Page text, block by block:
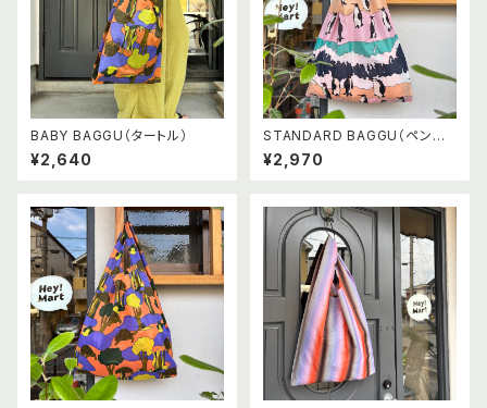
BABY BAGGU（タートル）
¥2,640
STANDARD BAGGU（ペンギ
ン）
¥2,970